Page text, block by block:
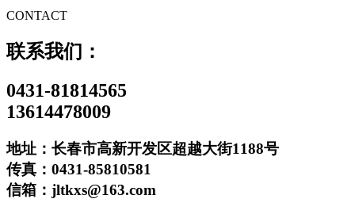
CONTACT
联系我们：
0431-81814565
13614478009
地址：长春市高新开发区超越大街1188号
传真：0431-85810581
信箱：jltkxs@163.com